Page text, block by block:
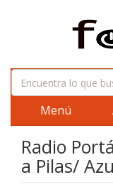
Menú
Radio
a Pilas/